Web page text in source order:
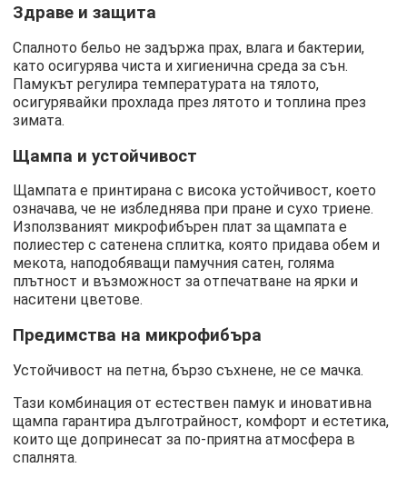
Здраве и защита
Спалното бельо не задържа прах, влага и бактерии,
като осигурява чиста и хигиенична среда за сън.
Памукът регулира температурата на тялото,
осигурявайки прохлада през лятото и топлина през
зимата.
Щампа и устойчивост
Щампата е принтирана с висока устойчивост, което
означава, че не избледнява при пране и сухо триене.
Използваният микрофибърен плат за щампата е
полиестер с сатенена сплитка, която придава обем и
мекота, наподобяващи памучния сатен, голяма
плътност и възможност за отпечатване на ярки и
наситени цветове.
Предимства на микрофибъра
Устойчивост на петна, бързо съхнене, не се мачка.
Тази комбинация от естествен памук и иновативна
щампа гарантира дълготрайност, комфорт и естетика,
които ще допринесат за по-приятна атмосфера в
спалнята.